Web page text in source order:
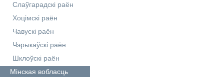
Слаўгарадскі раён
Хоцімскі раён
Чавускі раён
Чэрыкаўскі раён
Шклоўскі раён
Мінская вобласць